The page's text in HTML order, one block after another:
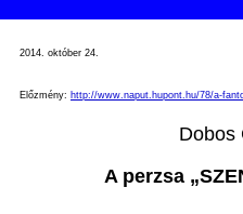
2014. október 24.
Előzmény: http://www.naput.hupont.hu/78/a-
Dobos
A perzsa